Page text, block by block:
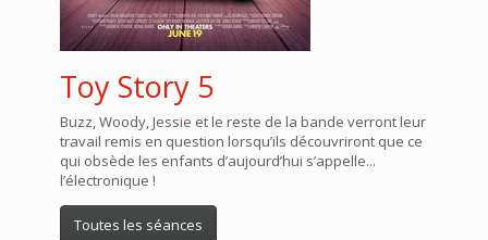
Toy Story 5
Buzz, Woody, Jessie et le reste de la bande verront leur
travail remis en question lorsqu’ils découvriront que ce
qui obsède les enfants d’aujourd’hui s’appelle...
l’électronique !
Toutes les séances